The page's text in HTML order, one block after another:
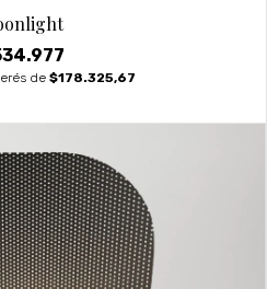
de $178.325,67